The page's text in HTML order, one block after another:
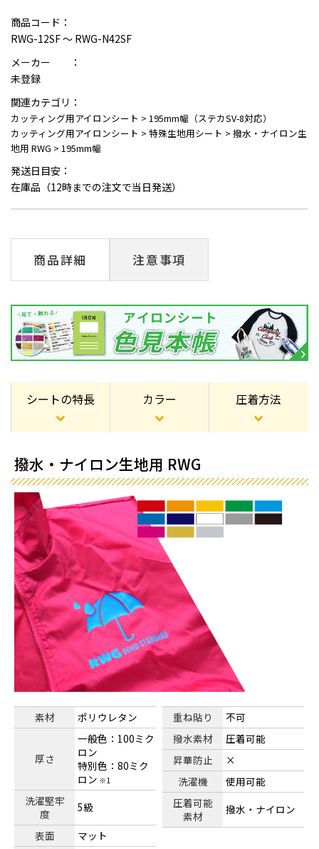
商品コード：
RWG-12SF ～ RWG-N42SF
メーカー ：
未登録
関連カテゴリ：
カッティング用アイロンシート > 195mm幅（ステカSV-8対応）
カッティング用アイロンシート > 特殊生地用シート > 撥水・ナイロン生
地用 RWG > 195mm幅
発送日目安：
在庫品（12時までの注文で当日発送）
商品詳細 注意事項
シートの特長 カラー 圧着方法
撥水・ナイロン生地用 RWG
素材 ポリウレタン
厚さ
一般色：100ミク
ロン
特別色：80ミク
ロン ※1
洗濯堅牢
度
5級
表面
マット
重ね貼り
不可
撥水素材
圧着可能
昇華防止
×
洗濯機
使用可能
圧着可能
素材
撥水・ナイロン